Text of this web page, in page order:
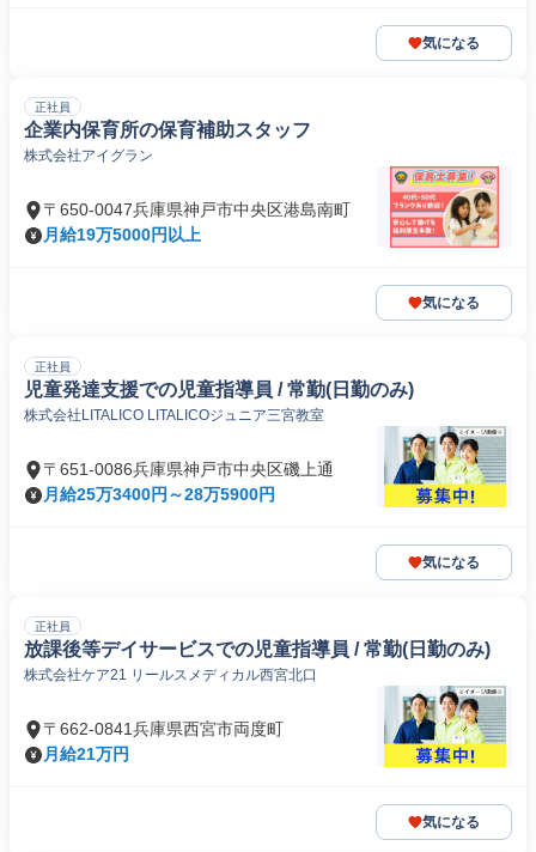
気になる
正社員
企業内保育所の保育補助スタッフ
株式会社アイグラン
〒650-0047兵庫県神戸市中央区港島南町
月給19万5000円以上
気になる
正社員
児童発達支援での児童指導員 / 常勤(日勤のみ)
株式会社LITALICO LITALICOジュニア三宮教室
〒651-0086兵庫県神戸市中央区磯上通
月給25万3400円～28万5900円
気になる
正社員
放課後等デイサービスでの児童指導員 / 常勤(日勤のみ)
株式会社ケア21 リールスメディカル西宮北口
〒662-0841兵庫県西宮市両度町
月給21万円
気になる